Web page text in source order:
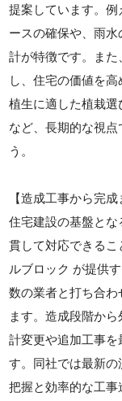
提案しています。
ースの確保や、雨
計が特徴です。ま
し、住宅の価値を
植生に適した植栽
など、長期的な視
う。
【造成工事から完
住宅建設の基盤と
貫して対応できる
ルブロック が提供
数の業者と打ち合わ
ます。造成段階か
計変更や追加工事を
す。同社では最新
把握と効率的な工